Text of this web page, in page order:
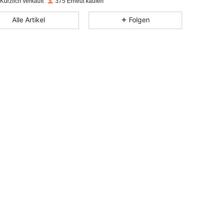
4,89
Alle Artikel Folgen